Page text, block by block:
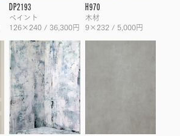
DP2193
ペイント
126×240 / 36,300円
H970
木材
9×232 / 5,000円